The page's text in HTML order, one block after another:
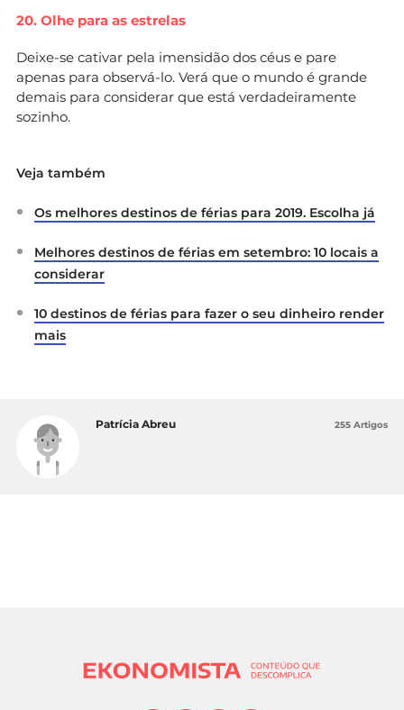
20. Olhe para as estrelas
Deixe-se cativar pela imensidão dos céus e pare
apenas para observá-lo. Verá que o mundo é grande
demais para considerar que está verdadeiramente
sozinho.
Veja também
Os melhores destinos de férias para 2019. Escolha já
Melhores destinos de férias em setembro: 10 locais a
considerar
10 destinos de férias para fazer o seu dinheiro render
mais
Patrícia Abreu 255 Artigos